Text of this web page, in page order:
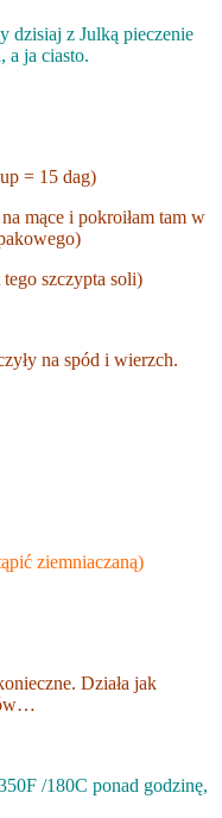
dzisiaj z Julką pieczenie
a ja ciasto.
= 15 dag)
mące i pokroiłam tam w
tego szczypta soli)
na spód i wierzch.
ziemniaczaną)
Działa jak
/180C ponad godzinę,